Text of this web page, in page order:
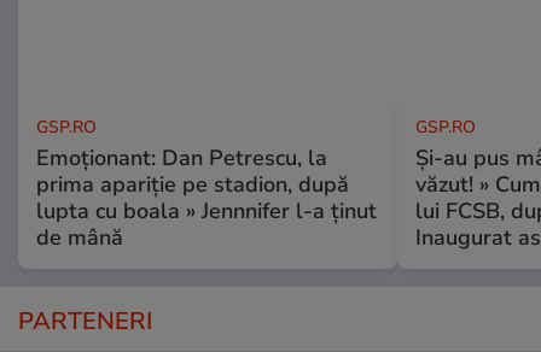
GSP.RO
Emoționant: Dan Petrescu, la
prima apariție pe stadion, după
lupta cu boala » Jennnifer l-a ținut
de mână
GSP.RO
Și-au pus
văzut! »
lui FCSB,
Inaugurat
PARTENERI